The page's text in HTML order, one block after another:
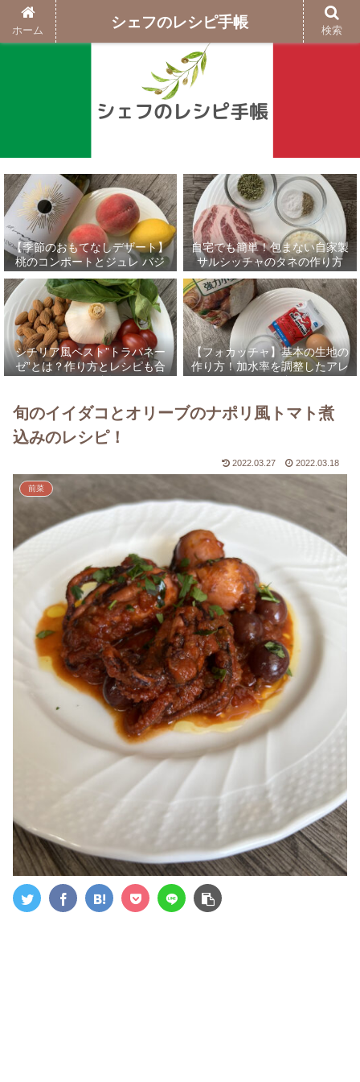
【季節のおもてなしデザート】
桃のコンポートとジュレ バジ
ルのグラニテ添え
自宅でも簡単！包まない自家製
サルシッチャのタネの作り方
シチリア風ペスト”トラパネー
ゼ”とは？作り方とレシピも合
わせて解説！
【フォカッチャ】基本の生地の
作り方！加水率を調整したアレ
ンジレシピなども合わせてご紹
旬のイイダコとオリーブのナポリ風トマト煮
込みのレシピ！
2022.03.27 2022.03.18
前菜
ホーム シェフのレシピ手帳 検索